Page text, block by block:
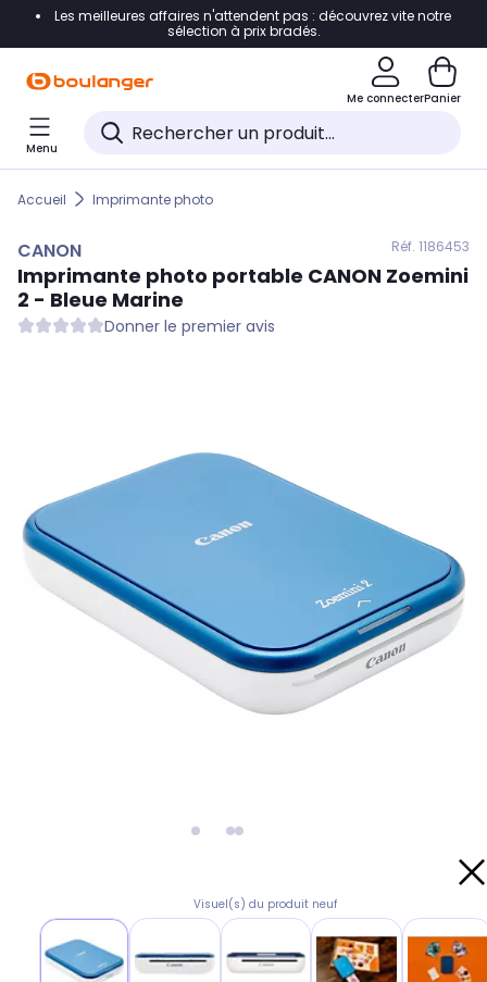
Accéder directement à la navigation
Accéder directement au pied de page
Accéder directement au chatbot
Les meilleures affaires n'attendent pas : découvrez vite notre
sélection à prix bradés.
Me connecterPanier
Menu
Accueil Imprimante photo
CANON Réf. 1186453
Imprimante photo portable CANON Zoemini
2 - Bleue Marine
Donner le premier avis
Visuel(s) du produit neuf